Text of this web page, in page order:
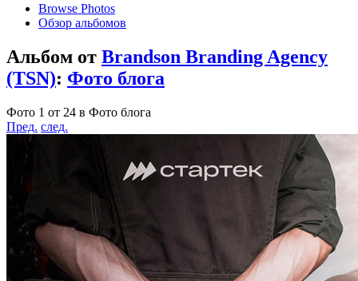
Browse Photos
Обзор альбомов
Альбом от Brandson Branding Agency
(TSN): Фото блога
Фото 1 от 24 в Фото блога
Пред. след.